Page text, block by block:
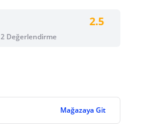
2.5
2 Değerlendirme
Mağazaya Git